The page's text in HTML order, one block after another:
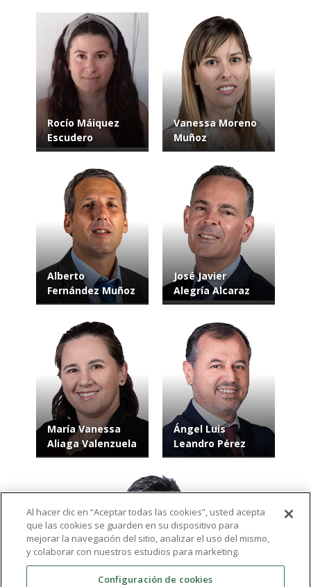
Rocío Máiquez
Escudero
Vanessa Moreno
Muñoz
Alberto
Fernández Muñoz
José Javier
Alegría Alcaraz
María Vanessa
Aliaga Valenzuela
Ángel Luis
Leandro Pérez
Jesús Ángel
Castellanos
Al hacer clic en “Aceptar todas las cookies”, usted acepta
que las cookies se guarden en su dispositivo para
mejorar la navegación del sitio, analizar el uso del mismo,
y colaborar con nuestros estudios para marketing.
Configuración de cookies